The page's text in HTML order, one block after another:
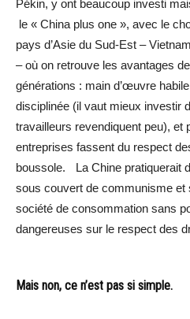
Pékin, y ont beaucoup investi
le « China plus one », avec le
pays d’Asie du Sud-Est –
– où on retrouve les avantages
générations : main d’œuvre
disciplinée (il vaut mieux investir
travailleurs revendiquent peu), et
entreprises fassent du respect
boussole. La Chine pratiquerait
sous couvert de communisme et
société de consommation sans
dangereuses sur le respect des
Mais non, ce n’est pas si simple.